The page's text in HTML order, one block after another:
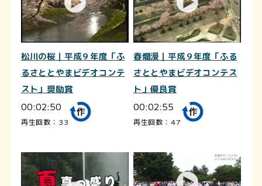
松川の桜｜平成９年度「ふ
るさととやまビデオコンテ
スト」奨励賞
00:02:50
再生回数：33
春爛漫｜平成９年度「ふる
さととやまビデオコンテス
ト」優良賞
00:02:55
再生回数：47